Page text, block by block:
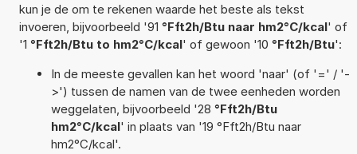
kun je de om te rekenen waarde het beste als tekst
invoeren, bijvoorbeeld '91 °Fft2h/Btu naar hm2°C/kcal' of
'1 °Fft2h/Btu to hm2°C/kcal' of gewoon '10 °Fft2h/Btu':
In de meeste gevallen kan het woord 'naar' (of '=' / '-
>') tussen de namen van de twee eenheden worden
weggelaten, bijvoorbeeld '28 °Fft2h/Btu
hm2°C/kcal' in plaats van '19 °Fft2h/Btu naar
hm2°C/kcal'.